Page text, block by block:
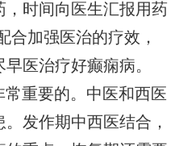
时间向医生汇报用药
合加强医治的疗效，
医治疗好癫痫病。
重要的。中医和西医
发作期中西医结合，